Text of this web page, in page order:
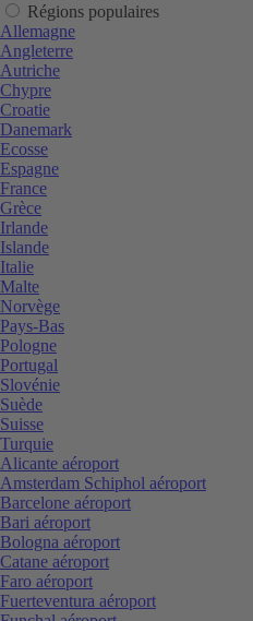
Régions populaires
Allemagne
Angleterre
Autriche
Chypre
Croatie
Danemark
Ecosse
Espagne
France
Grèce
Irlande
Islande
Italie
Malte
Norvège
Pays-Bas
Pologne
Portugal
Slovénie
Suède
Suisse
Turquie
Alicante aéroport
Amsterdam Schiphol aéroport
Barcelone aéroport
Bari aéroport
Bologna aéroport
Catane aéroport
Faro aéroport
Fuerteventura aéroport